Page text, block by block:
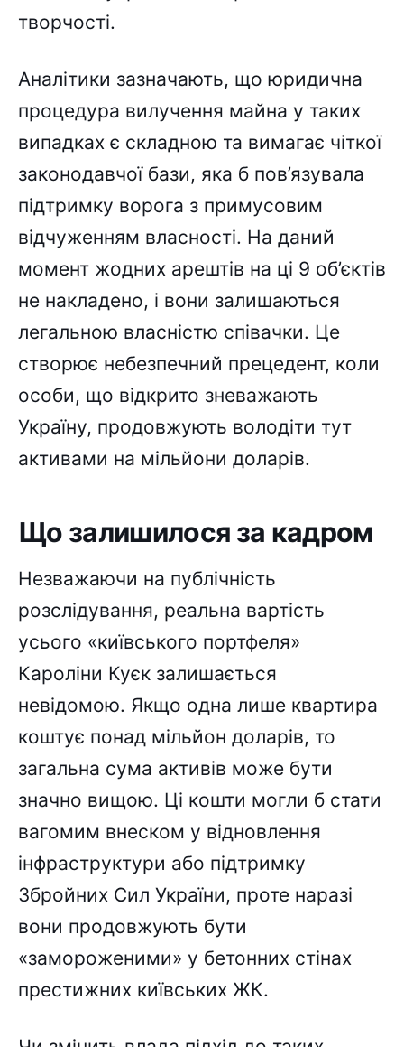
творчості.
Аналітики зазначають, що юридична
процедура вилучення майна у таких
випадках є складною та вимагає чіткої
законодавчої бази, яка б пов’язувала
підтримку ворога з примусовим
відчуженням власності. На даний
момент жодних арештів на ці 9 об’єктів
не накладено, і вони залишаються
легальною власністю співачки. Це
створює небезпечний прецедент, коли
особи, що відкрито зневажають
Україну, продовжують володіти тут
активами на мільйони доларів.
Що залишилося за кадром
Незважаючи на публічність
розслідування, реальна вартість
усього «київського портфеля»
Кароліни Куєк залишається
невідомою. Якщо одна лише квартира
коштує понад мільйон доларів, то
загальна сума активів може бути
значно вищою. Ці кошти могли б стати
вагомим внеском у відновлення
інфраструктури або підтримку
Збройних Сил України, проте наразі
вони продовжують бути
«замороженими» у бетонних стінах
престижних київських ЖК.